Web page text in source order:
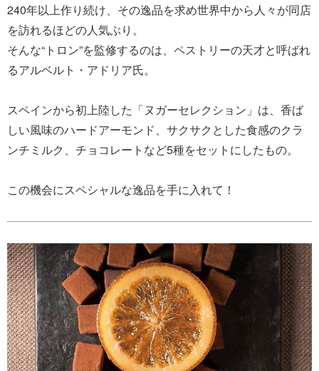
240年以上作り続け、その逸品を求め世界中から人々が同店
を訪れるほどの人気ぶり。
そんな“トロン”を監修するのは、ペストリーの天才と呼ばれ
るアルベルト・アドリア氏。
スペインから初上陸した「ヌガーセレクション」は、香ば
しい風味のハードアーモンド、サクサクとした食感のクラ
ンチミルク、チョコレートなど5種をセットにしたもの。
この機会にスペシャルな逸品を手に入れて！